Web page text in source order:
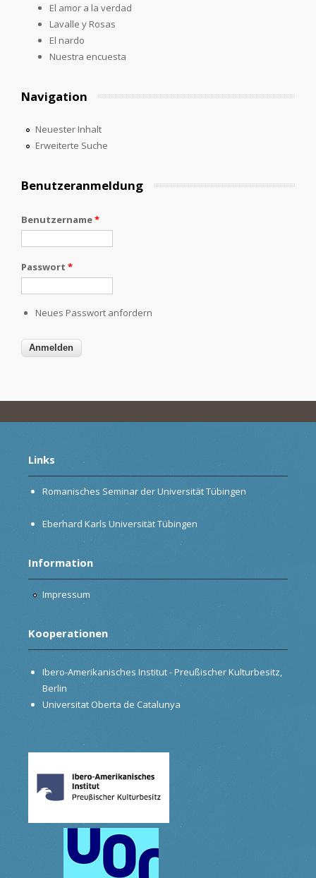
El amor a la verdad
Lavalle y Rosas
El nardo
Nuestra encuesta
Navigation
Neuester Inhalt
Erweiterte Suche
Benutzeranmeldung
Benutzername*
Passwort *
Neues Passwort anfordern
Links
Romanisches Seminar der Universität Tübingen
Eberhard Karls Universität Tübingen
Information
Impressum
Kooperationen
Ibero-Amerikanisches Institut - Preußischer Kulturbesitz,
Berlin
Universitat Oberta de Catalunya